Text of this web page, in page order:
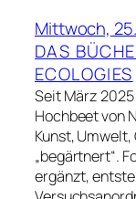
Mittwoch,
DAS
ECOLOGIES
Seit März
Hochbeet von
Kunst,
„begärtnert“.
ergänzt,